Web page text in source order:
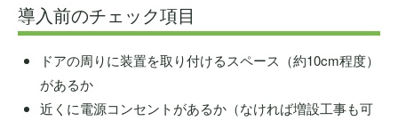
導入前のチェック項目
ドアの周りに装置を取り付けるスペース（約10cm程度）
があるか
近くに電源コンセントがあるか（なければ増設工事も可